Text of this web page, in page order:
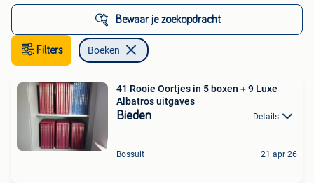
Bewaar je zoekopdracht
Filters Boeken
41 Rooie Oortjes in 5 boxen + 9 Luxe
Albatros uitgaves
Bieden Details
Bossuit 21 apr 26